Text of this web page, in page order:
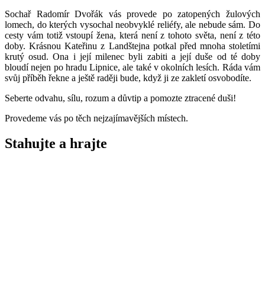
Sochař Radomír Dvořák vás provede po zatopených žulových
lomech, do kterých vysochal neobvyklé reliéfy, ale nebude sám. Do
cesty vám totiž vstoupí žena, která není z tohoto světa, není z této
doby. Krásnou Kateřinu z Landštejna potkal před mnoha stoletími
krutý osud. Ona i její milenec byli zabiti a její duše od té doby
bloudí nejen po hradu Lipnice, ale také v okolních lesích. Ráda vám
svůj příběh řekne a ještě raději bude, když ji ze zakletí osvobodíte.
Seberte odvahu, sílu, rozum a důvtip a pomozte ztracené duši!
Provedeme vás po těch nejzajímavějších místech.
Stahujte a hrajte